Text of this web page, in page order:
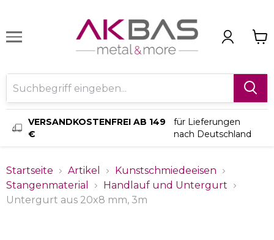
VERSANDKOSTENFREI AB 149
€
für Lieferungen
nach Deutschland
Startseite Artikel
Kunstschmiedeeisen
Stangenmaterial
Handlauf und Untergurt
Untergurt aus 20x8 mm, 3m